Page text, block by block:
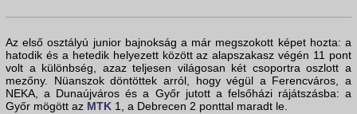
Az első osztályú junior bajnokság a már megszokott képet hozta: a
hatodik és a hetedik helyezett között az alapszakasz végén 11 pont
volt a különbség, azaz teljesen világosan két csoportra oszlott a
mezőny. Nüanszok döntöttek arról, hogy végül a Ferencváros, a
NEKA, a Dunaújváros és a Győr jutott a felsőházi rájátszásba: a
Győr mögött az MTK 1, a Debrecen 2 ponttal maradt le.